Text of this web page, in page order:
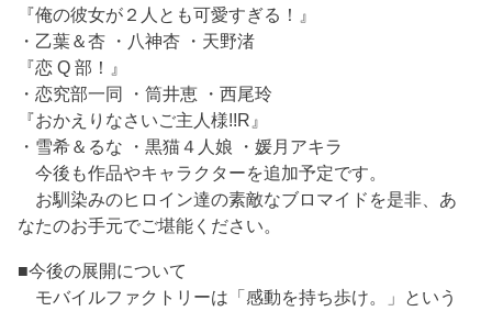
『俺の彼女が２人とも可愛すぎる！』
・乙葉＆杏 ・八神杏 ・天野渚
『恋 Q 部！』
・恋究部一同 ・筒井恵 ・西尾玲
『おかえりなさいご主人様!!R』
・雪希＆るな ・黒猫４人娘 ・媛月アキラ
今後も作品やキャラクターを追加予定です。
お馴染みのヒロイン達の素敵なブロマイドを是非、あ
なたのお手元でご堪能ください。
■今後の展開について
モバイルファクトリーは「感動を持ち歩け。」という